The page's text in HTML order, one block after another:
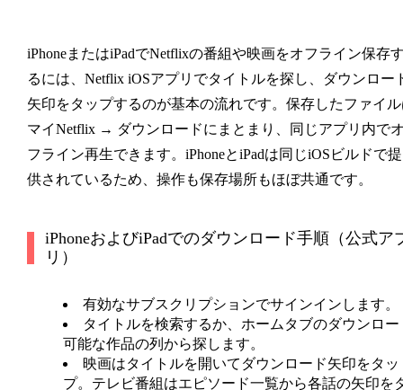
iPhoneまたはiPadでNetflixの番組や映画をオフライン保存
るには、Netflix iOSアプリでタイトルを探し、ダウンロー
矢印をタップするのが基本の流れです。保存したファイ
マイNetflix → ダウンロードにまとまり、同じアプリ内で
フライン再生できます。iPhoneとiPadは同じiOSビルドで提
供されているため、操作も保存場所もほぼ共通です。
iPhoneおよびiPadでのダウンロード手順（公式ア
リ）
有効なサブスクリプションでサインインします。
タイトルを検索するか、ホームタブのダウンロー
可能な作品の列から探します。
映画はタイトルを開いて ダウンロード矢印をタッ
プ。テレビ番組はエピソード一覧から各話の矢印を